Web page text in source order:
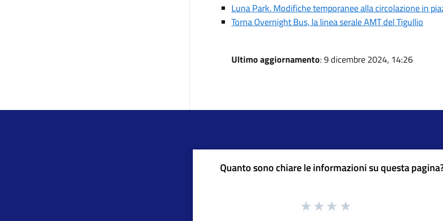
Luna Park. Modifiche temporanee alla circolazione in
Torna Overnight Bus, la linea serale AMT del Tigullio
Ultimo aggiornamento: 9 dicembre 2024, 14:26
Quanto sono chiare le informazioni su questa